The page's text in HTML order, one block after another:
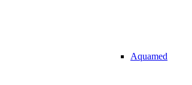
Aquamed